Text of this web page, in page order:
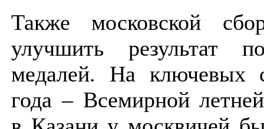
Также московской
улучшить результат
медалей. На ключевых
года – Всемирной